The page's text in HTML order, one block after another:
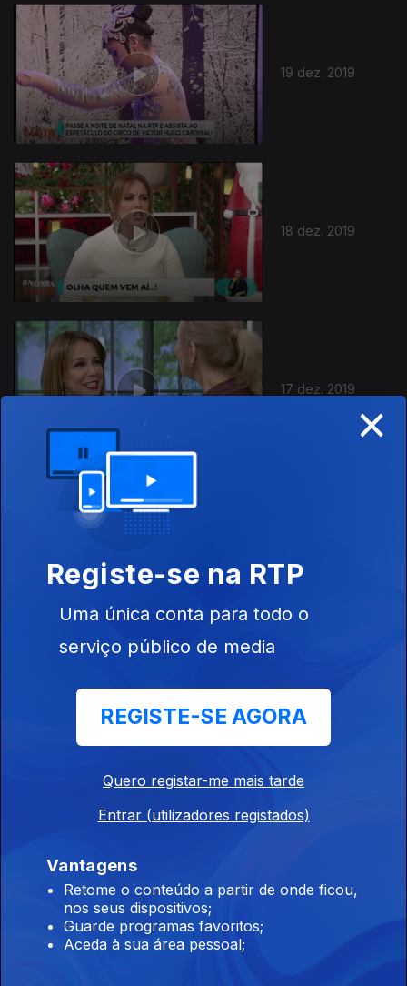
19 dez. 2019
18 dez. 2019
17 dez. 2019
13 dez. 2019
×
Registe-se na RTP
Uma única conta para todo o
serviço público de media
REGISTE-SE AGORA
Quero registar-me mais tarde
Entrar (utilizadores registados)
Vantagens
Retome o conteúdo a partir de onde ficou,
nos seus dispositivos;
Guarde programas favoritos;
Aceda à sua área pessoal;